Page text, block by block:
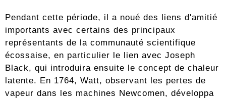
Pendant cette période, il a noué des liens d'amitié
importants avec certains des principaux
représentants de la communauté scientifique
écossaise, en particulier le lien avec Joseph
Black, qui introduira ensuite le concept de chaleur
latente. En 1764, Watt, observant les pertes de
vapeur dans les machines Newcomen, développa